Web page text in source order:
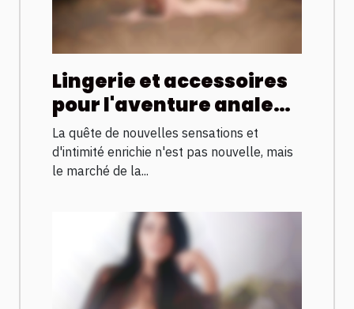
Lingerie et accessoires
pour l'aventure anale
un marché en
expansion
La quête de nouvelles sensations et
d'intimité enrichie n'est pas nouvelle, mais
le marché de la...